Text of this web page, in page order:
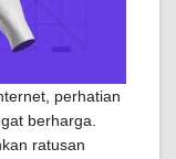
perhatian
berharga.
ratusan